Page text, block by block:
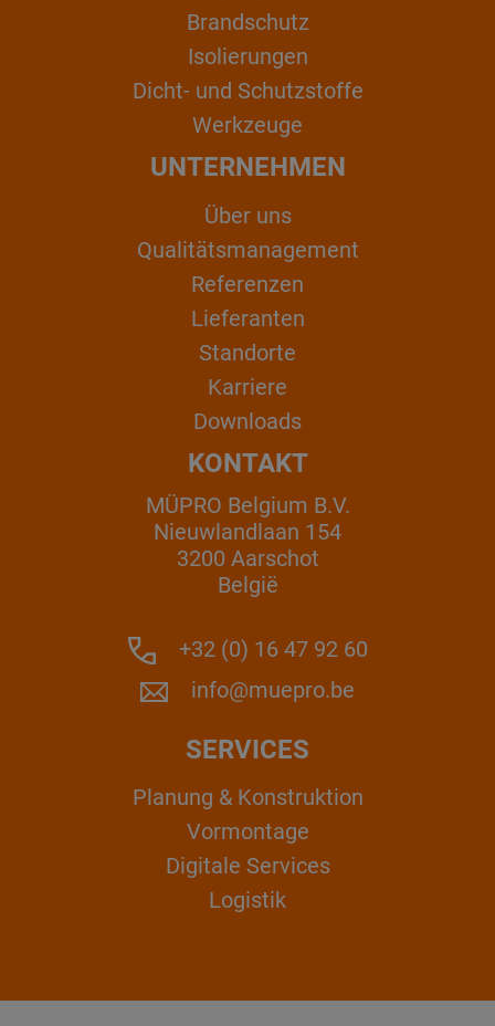
Brandschutz
Isolierungen
Dicht- und Schutzstoffe
Werkzeuge
UNTERNEHMEN
Über uns
Qualitätsmanagement
Referenzen
Lieferanten
Standorte
Karriere
Downloads
KONTAKT
MÜPRO Belgium B.V.
Nieuwlandlaan 154
3200 Aarschot
België
+32 (0) 16 47 92 60
info@muepro.be
SERVICES
Planung & Konstruktion
Vormontage
Digitale Services
Logistik